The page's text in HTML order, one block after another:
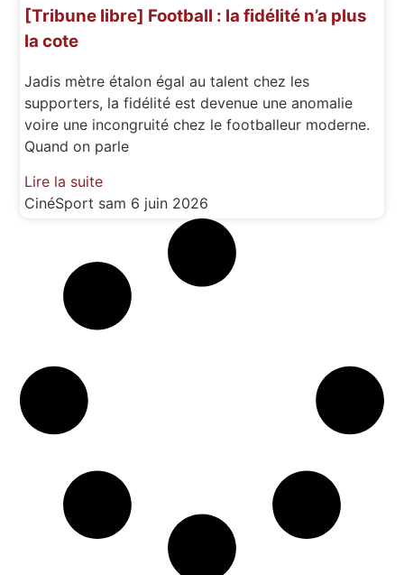
[Tribune libre] Football : la fidélité n’a plus
la cote
Jadis mètre étalon égal au talent chez les
supporters, la fidélité est devenue une anomalie
voire une incongruité chez le footballeur moderne.
Quand on parle
Lire la suite
CinéSport sam 6 juin 2026